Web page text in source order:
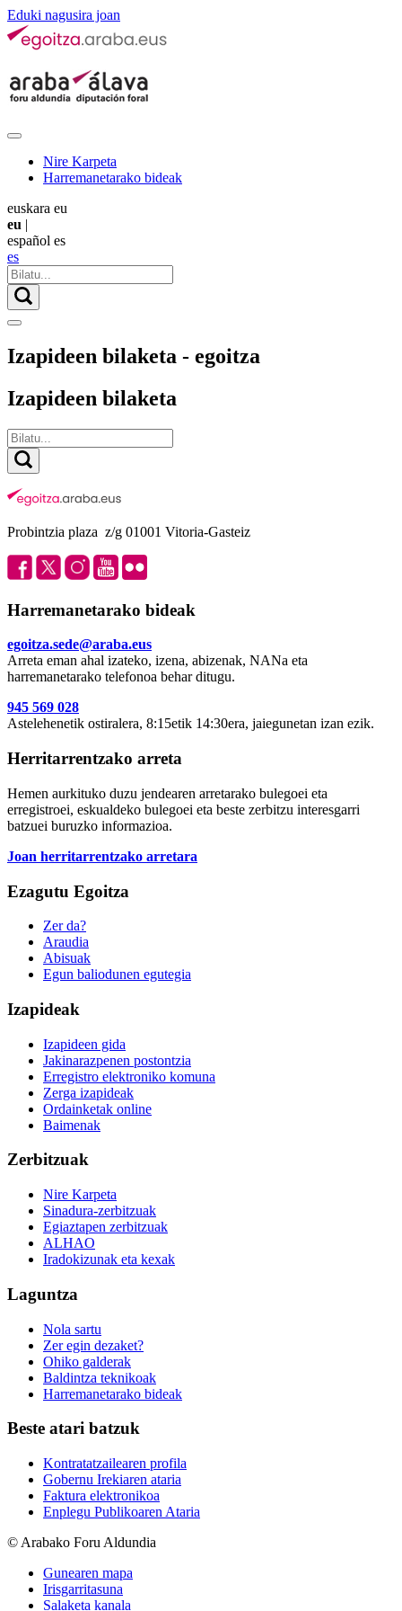
Eduki nagusira joan
Nire Karpeta
Harremanetarako bideak
euskara eu
eu |
español es
es
Izapideen bilaketa - egoitza
Izapideen bilaketa
Probintzia plaza z/g 01001 Vitoria-Gasteiz
Harremanetarako bideak
egoitza.sede@araba.eus
Arreta eman ahal izateko, izena, abizenak, NANa eta
harremanetarako telefonoa behar ditugu.
945 569 028
Astelehenetik ostiralera, 8:15etik 14:30era, jaiegunetan izan ezik.
Herritarrentzako arreta
Hemen aurkituko duzu jendearen arretarako bulegoei eta
erregistroei, eskualdeko bulegoei eta beste zerbitzu interesgarri
batzuei buruzko informazioa.
Joan herritarrentzako arretara
Ezagutu Egoitza
Zer da?
Araudia
Abisuak
Egun baliodunen egutegia
Izapideak
Izapideen gida
Jakinarazpenen postontzia
Erregistro elektroniko komuna
Zerga izapideak
Ordainketak online
Baimenak
Zerbitzuak
Nire Karpeta
Sinadura-zerbitzuak
Egiaztapen zerbitzuak
ALHAO
Iradokizunak eta kexak
Laguntza
Nola sartu
Zer egin dezaket?
Ohiko galderak
Baldintza teknikoak
Harremanetarako bideak
Beste atari batzuk
Kontratatzailearen profila
Gobernu Irekiaren ataria
Faktura elektronikoa
Enplegu Publikoaren Ataria
© Arabako Foru Aldundia
Gunearen mapa
Irisgarritasuna
Salaketa kanala